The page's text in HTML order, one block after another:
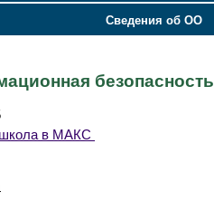
Сведения об ОО
безопасность
в МАКС